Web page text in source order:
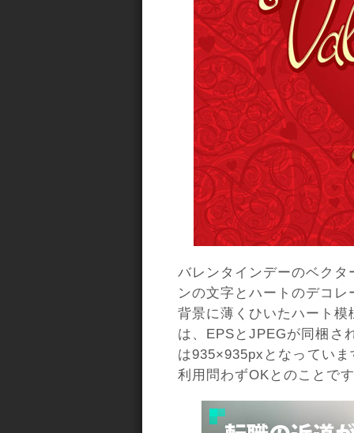
バレンタインデーのベク
ンの文字とハートのデコ
背景に薄くひいたハート
は、EPSとJPEGが同梱さ
は935×935pxとなってい
利用問わずOKとのことで